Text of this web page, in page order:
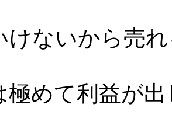
けないから売
極めて利益が